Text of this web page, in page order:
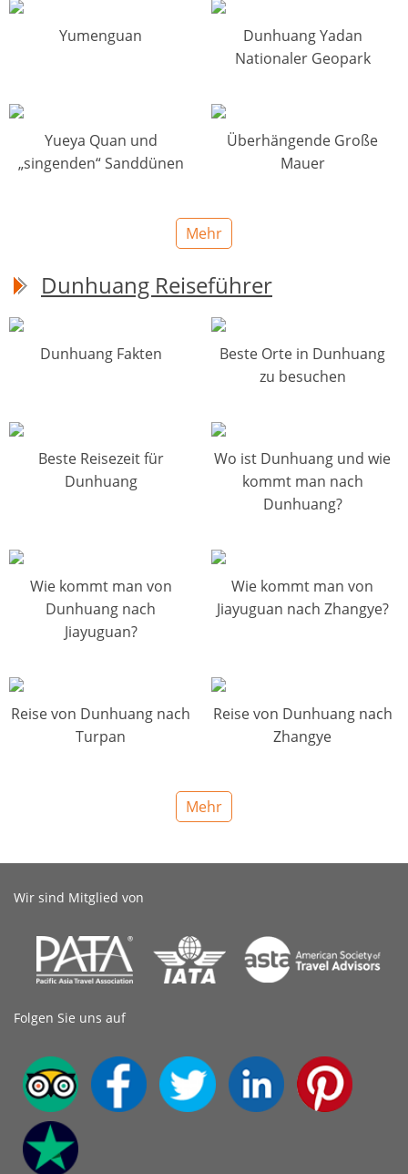
Yumenguan
Dunhuang Yadan
Nationaler Geopark
Yueya Quan und
„singenden“ Sanddünen
Überhängende Große
Mauer
Mehr
Dunhuang Reiseführer
Dunhuang Fakten
Beste Orte in Dunhuang
zu besuchen
Beste Reisezeit für
Dunhuang
Wo ist Dunhuang und wie
kommt man nach
Dunhuang?
Wie kommt man von
Dunhuang nach
Jiayuguan?
Wie kommt man von
Jiayuguan nach Zhangye?
Reise von Dunhuang nach
Turpan
Reise von Dunhuang nach
Zhangye
Mehr
Wir sind Mitglied von
Folgen Sie uns auf